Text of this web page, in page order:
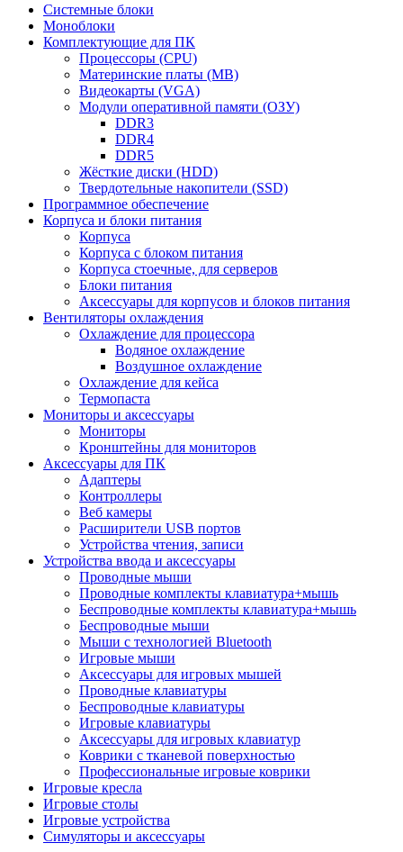
Системные блоки
Моноблоки
Комплектующие для ПК
Процессоры (CPU)
Материнские платы (MB)
Видеокарты (VGA)
Модули оперативной памяти (ОЗУ)
DDR3
DDR4
DDR5
Жёсткие диски (HDD)
Твердотельные накопители (SSD)
Программное обеспечение
Корпуса и блоки питания
Корпуса
Корпуса с блоком питания
Корпуса стоечные, для серверов
Блоки питания
Аксессуары для корпусов и блоков питания
Вентиляторы охлаждения
Охлаждение для процессора
Водяное охлаждение
Воздушное охлаждение
Охлаждение для кейса
Термопаста
Мониторы и аксессуары
Мониторы
Кронштейны для мониторов
Аксессуары для ПК
Адаптеры
Контроллеры
Веб камеры
Расширители USB портов
Устройства чтения, записи
Устройства ввода и аксессуары
Проводные мыши
Проводные комплекты клавиатура+мышь
Беспроводные комплекты клавиатура+мышь
Беспроводные мыши
Мыши с технологией Bluetooth
Игровые мыши
Аксессуары для игровых мышей
Проводные клавиатуры
Беспроводные клавиатуры
Игровые клавиатуры
Аксессуары для игровых клавиатур
Коврики с тканевой поверхностью
Профессиональные игровые коврики
Игровые кресла
Игровые столы
Игровые устройства
Симуляторы и аксессуары